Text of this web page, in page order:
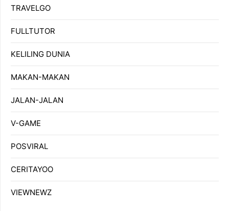
TRAVELGO
FULLTUTOR
KELILING DUNIA
MAKAN-MAKAN
JALAN-JALAN
V-GAME
POSVIRAL
CERITAYOO
VIEWNEWZ